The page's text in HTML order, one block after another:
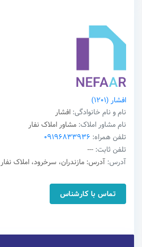
افشار (1201)
نام و نام خانوادگی: افشار
نام مشاور املاک: مشاور املاک نفار
تلفن همراه: 09196833936
تلفن ثابت: ---
آدرس: آدرس: مازندران، سرخرود، املاک نفار
تماس با کارشناس